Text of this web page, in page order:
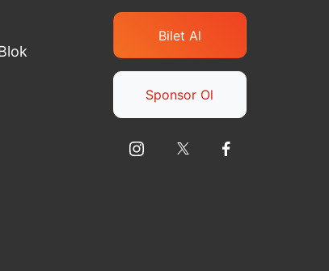
Bilet Al
Sponsor Ol